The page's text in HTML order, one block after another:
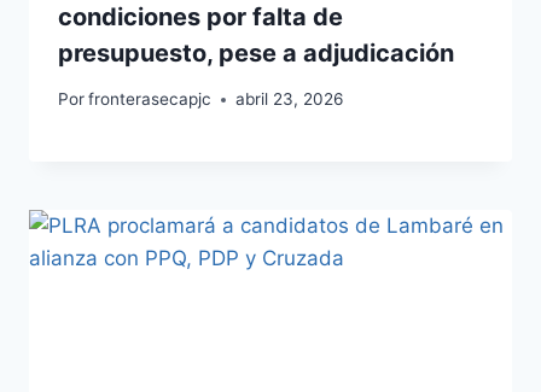
condiciones por falta de
presupuesto, pese a adjudicación
Porfronterasecapjc abril 23, 2026